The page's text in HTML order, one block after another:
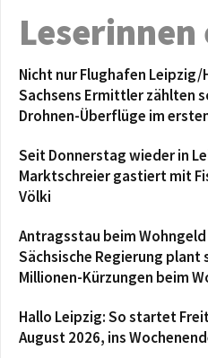
Nicht nur Flughafen Leipzig/
Sachsens Ermittler zählten
Drohnen-Überflüge im
Seit Donnerstag wieder in
Marktschreier gastiert mit
Völki
Antragsstau beim Wohngeld
Sächsische Regierung plant
Millionen-Kürzungen beim
Hallo Leipzig: So startet
August 2026, ins